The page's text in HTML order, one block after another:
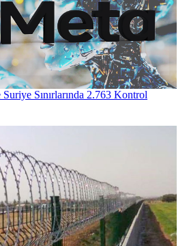
Sınırlarında 2.763 Kontrol